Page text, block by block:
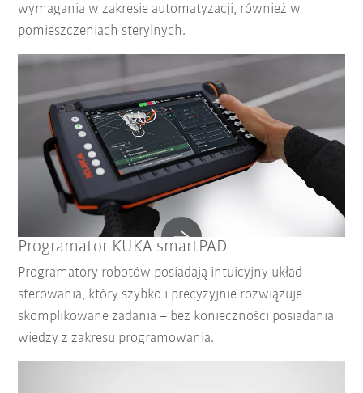
wymagania w zakresie automatyzacji, również w
pomieszczeniach sterylnych.
Programator KUKA smartPAD
Programatory robotów posiadają intuicyjny układ
sterowania, który szybko i precyzyjnie rozwiązuje
skomplikowane zadania – bez konieczności posiadania
wiedzy z zakresu programowania.